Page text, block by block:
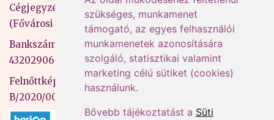
szükséges, munkamenet
támogató, az egyes felhasználói
munkamenetek azonosítására
szolgáló, statisztikai valamint
marketing célú sütiket (cookies)
használunk.
Bővebb tájékoztatást a Süti
Cégjegyzékszám: 01-09-883770
(Fővárosi Bíróság)
Bankszámlaszám: CIB Bank, 10700581-
43202906-51100005
Felnőttképzési nyilvántartási szám:
B/2020/000053